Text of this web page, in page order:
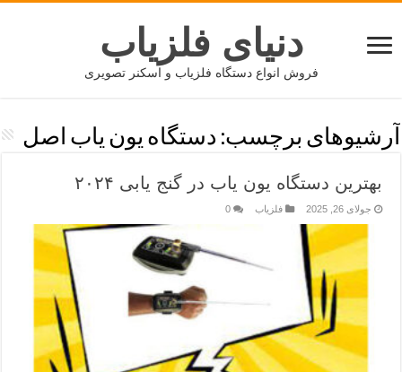
دنیای فلزیاب
فروش انواع دستگاه فلزیاب و اسکنر تصویری
آرشیوهای برچسب: دستگاه یون‌ یاب اصل
بهترین دستگاه یون‌ یاب در گنج‌ یابی ۲۰۲۴
جولای 26, 2025 فلزیاب 0